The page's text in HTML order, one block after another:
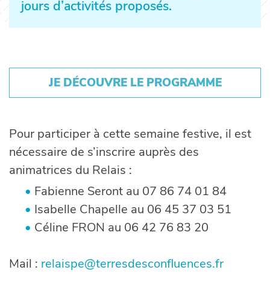
jours d’activités proposés.
JE DÉCOUVRE LE PROGRAMME
Pour participer à cette semaine festive, il est
nécessaire de s’inscrire auprès des
animatrices du Relais :
Fabienne Seront au 07 86 74 01 84
Isabelle Chapelle au 06 45 37 03 51
Céline FRON au 06 42 76 83 20
Mail : relaispe@terresdesconfluences.fr